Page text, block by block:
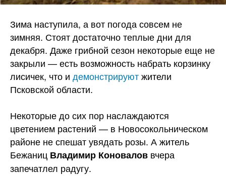
Зима наступила, а вот погода совсем не
зимняя. Стоят достаточно теплые дни для
декабря. Даже грибной сезон некоторые еще не
закрыли — есть возможность набрать корзинку
лисичек, что и демонстрируютжители
Псковской области.
Некоторые до сих пор наслаждаются
цветением растений — в Новосокольническом
районе не спешат увядать розы. А житель
Бежаниц Владимир Коновалов вчера
запечатлел радугу.